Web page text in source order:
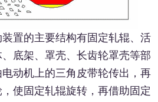
置的主要结构有固定轧辊、活
底架、罩壳、长齿轮罩壳等部
动机上的三角皮带轮传出，再
使固定轧辊旋转，再借助固定